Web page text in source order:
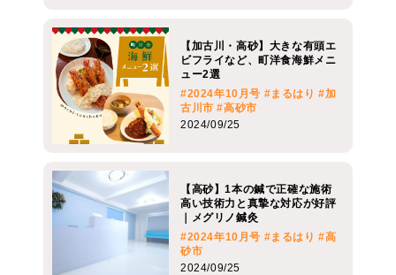
【加古川・高砂】大きな有頭エ
ビフライなど、町洋食海鮮メニ
ュー2選
#2024年10月号 #まるはり #加
古川市 #高砂市
2024/09/25
【高砂】1本の鍼で正確な施術
高い技術力と真摯な対応が好評
｜メグリノ鍼灸
#2024年10月号 #まるはり #高
砂市
2024/09/25